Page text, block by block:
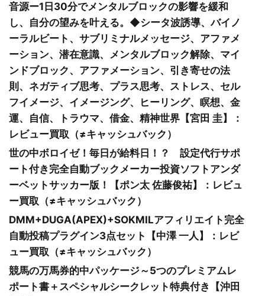
音源ー1日30分でメンタルブロックの影響を緩和
し、自分の望みを叶える。◆シータ波誘導、バイノ
ーラルビート、サブリミナルメッセージ、アファメ
ーション、潜在意識、メンタルブロック解除、マイ
ンドブロック、アファメーション、引き寄せの法
則、ネガティブ思考、プラス思考、ストレス、セル
フイメージ、イメージング、ヒーリング、瞑想、金
運、自信、トラウマ、借金、精神世界【宮田 圭】：
レビュー買取（≠キャッシュバック）
世の中ボロイゼ！毎日が給料日！？ 設定代行サポ
ート付き完全自動ブックメーカー投資ソフトアンダ
ーベットサッカー版！【ポン太 佐藤俊祐】：レビュ
ー買取（≠キャッシュバック）
DMM+DUGA(APEX)+SOKMILアフィリエイト完全
自動投稿プラグイン3点セット【中澤 一人】：レビ
ュー買取（≠キャッシュバック）
競馬の万馬券的中パッケージ～5つのプレミアムレ
ポート書＋スペシャルシークレット特典付き【沖田